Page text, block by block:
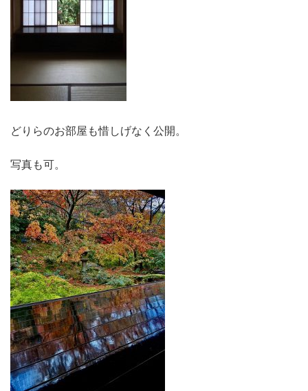
どりらのお部屋も惜しげなく公開。
写真も可。